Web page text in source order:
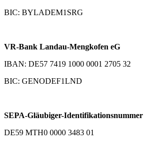
BIC: BYLADEM1SRG
VR-Bank Landau-Mengkofen eG
IBAN: DE57 7419 1000 0001 2705 32
BIC: GENODEF1LND
SEPA-Gläubiger-Identifikationsnummer
DE59 MTH0 0000 3483 01